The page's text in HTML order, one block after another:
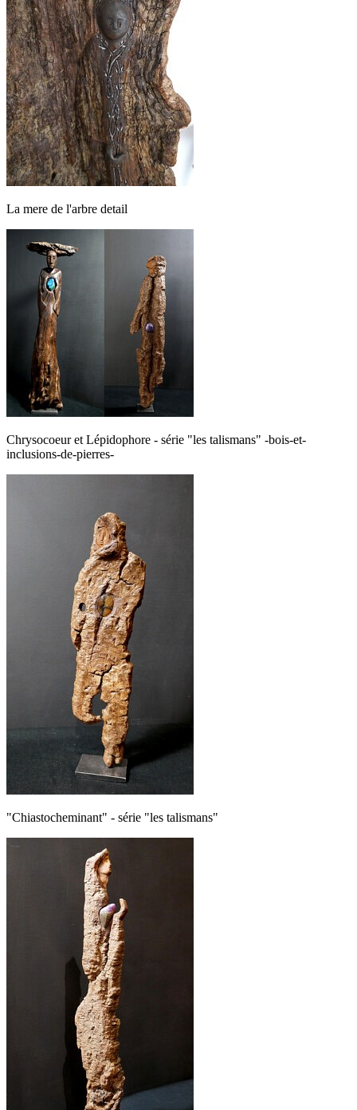
La mere de l'arbre detail
Chrysocoeur et Lépidophore - série "les talismans" -bois-et-
inclusions-de-pierres-
"Chiastocheminant" - série "les talismans"